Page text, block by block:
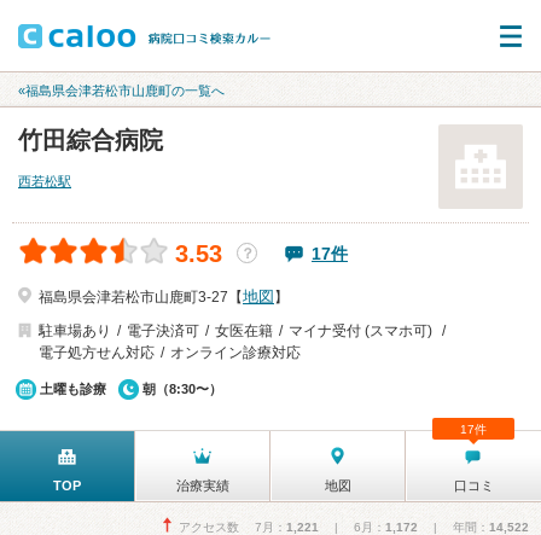
«福島県会津若松市山鹿町の一覧へ
竹田綜合病院
西若松駅
3.53 ？ 17件
福島県会津若松市山鹿町3-27【地図 】
駐車場あり
電子決済可 女医在籍
マイナ受付 (スマホ可)
電子処方せん対応
オンライン診療対応
土曜も診療 朝（8:30〜）
TOP 治療実績 地図 口コミ
17件
アクセス数 7月： 1,221 | 6月： 1,172 | 年間： 14,522